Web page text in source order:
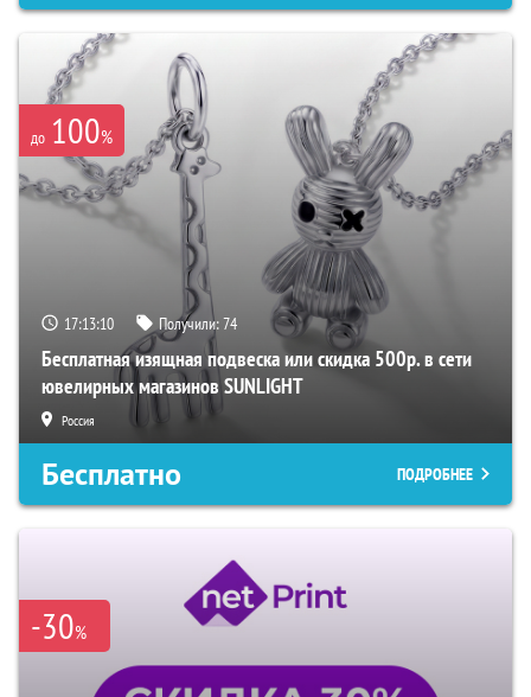
до 100%
17:13:09 Получили:74
Бесплатная изящная подвеска или скидка 500р. в сети
ювелирных магазинов SUNLIGHT
Россия
Бесплатно ПОДРОБНЕЕ
-30%